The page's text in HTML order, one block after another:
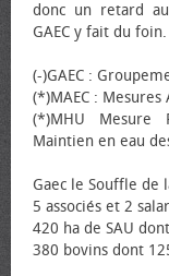
donc un retard
GAEC y fait du foin.
(-)GAEC :
(*)MAEC :
(*)MHU Mesure
Maintien en eau
Gaec le Souffle de
5 associés et 2
420 ha de SAU
380 bovins dont